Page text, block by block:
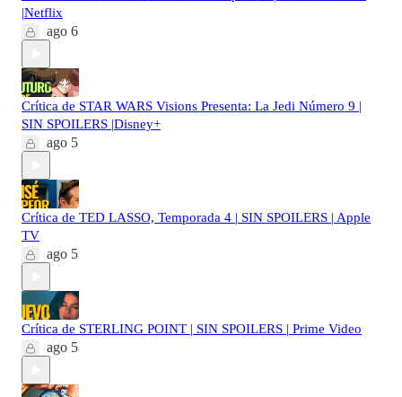
|Netflix
ago 6
Crítica de STAR WARS Visions Presenta: La Jedi Número 9 |
SIN SPOILERS |Disney+
ago 5
Crítica de TED LASSO, Temporada 4 | SIN SPOILERS | Apple
TV
ago 5
Crítica de STERLING POINT | SIN SPOILERS | Prime Video
ago 5